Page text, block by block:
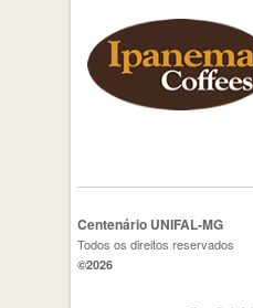
Centenário UNIFAL-MG
Todos os direitos reservados
©2026